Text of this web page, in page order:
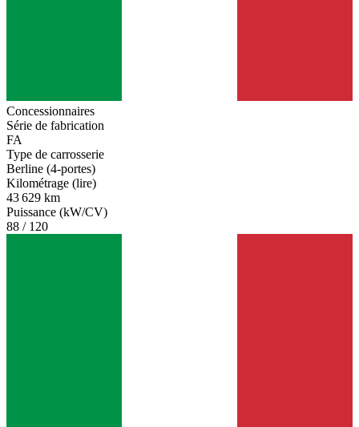
Concessionnaires
Série de fabrication
FA
Type de carrosserie
Berline (4-portes)
Kilométrage (lire)
43 629 km
Puissance (kW/CV)
88 / 120